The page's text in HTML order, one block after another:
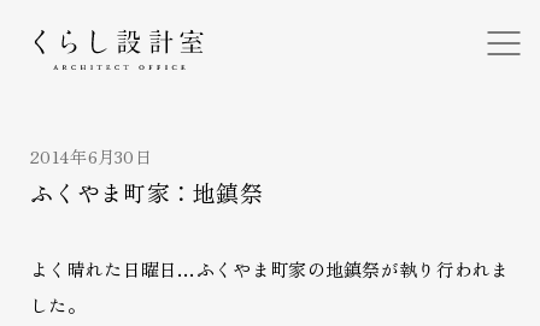
2014年6月30日
ふくやま町家：地鎮祭
よく晴れた日曜日…ふくやま町家の地鎮祭が執り行われま
した。